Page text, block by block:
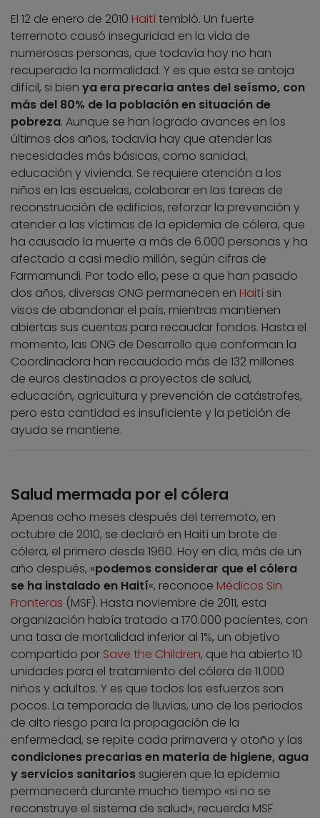
El 12 de enero de 2010 Haitítembló. Un fuerte
terremoto causó inseguridad en la vida de
numerosas personas, que todavía hoy no han
recuperado la normalidad. Y es que esta se antoja
difícil, si bien ya era precaria antes del seísmo, con
más del 80% de la población en situación de
pobreza. Aunque se han logrado avances en los
últimos dos años, todavía hay que atender las
necesidades más básicas, como sanidad,
educación y vivienda. Se requiere atención a los
niños en las escuelas, colaborar en las tareas de
reconstrucción de edificios, reforzar la prevención y
atender a las víctimas de la epidemia de cólera, que
ha causado la muerte a más de 6.000 personas y ha
afectado a casi medio millón, según cifras de
Farmamundi. Por todo ello, pese a que han pasado
dos años, diversas ONG permanecen en Haití sin
visos de abandonar el país, mientras mantienen
abiertas sus cuentas para recaudar fondos. Hasta el
momento, las ONG de Desarrollo que conforman la
Coordinadora han recaudado más de 132 millones
de euros destinados a proyectos de salud,
educación, agricultura y prevención de catástrofes,
pero esta cantidad es insuficiente y la petición de
ayuda se mantiene.
Salud mermada por el cólera
Apenas ocho meses después del terremoto, en
octubre de 2010, se declaró en Haití un brote de
cólera, el primero desde 1960. Hoy en día, más de un
año después, «podemos considerar que el cólera
se ha instalado en Haití«, reconoce Médicos Sin
Fronteras (MSF). Hasta noviembre de 2011, esta
organización había tratado a 170.000 pacientes, con
una tasa de mortalidad inferior al 1%, un objetivo
compartido por Save the Children, que ha abierto 10
unidades para el tratamiento del cólera de 11.000
niños y adultos. Y es que todos los esfuerzos son
pocos. La temporada de lluvias, uno de los periodos
de alto riesgo para la propagación de la
enfermedad, se repite cada primavera y otoño y las
condiciones precarias en materia de higiene, agua
y servicios sanitarios sugieren que la epidemia
permanecerá durante mucho tiempo «si no se
reconstruye el sistema de salud», recuerda MSF.